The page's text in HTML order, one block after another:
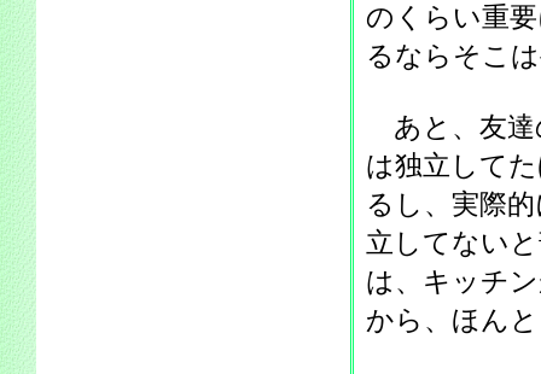
のくらい重
るならそこ
あと、友達
は独立して
るし、実際
立してない
は、キッチ
から、ほん